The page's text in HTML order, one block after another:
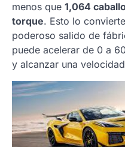
menos que 1,064
torque. Esto lo
poderoso salido de
puede acelerar de 0 a
y alcanzar una